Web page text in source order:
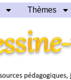
Thèmes